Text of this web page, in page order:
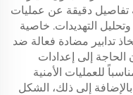
تفاصيل دقيقة عن عمليات
التهديدات. خاصية
تدابير مضادة فعالة ضد
إلى إعدادات
للعمليات الأمنية
إلى ذلك، الشكل